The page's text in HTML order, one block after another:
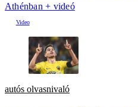
Athénban + videó
autós olvasnivaló